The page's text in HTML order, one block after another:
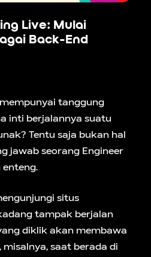
Live: Mulai
Back-End
tanggung
inti berjalannya suatu
Tentu saja bukan hal
jawab seorang Engineer
situs
tampak berjalan
diklik akan membawa
saat berada di